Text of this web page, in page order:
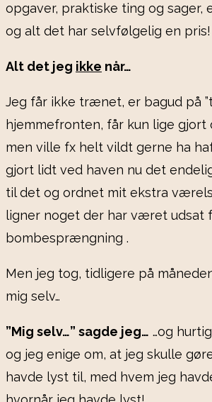
opgaver, praktiske ting og sager,
og alt det har selvfølgelig en pris!
Alt det jeg ikke når…
Jeg får ikke trænet, er bagud på
hjemmefronten, får kun lige gjort
men ville fx helt vildt gerne ha
gjort lidt ved haven nu det
til det og ordnet mit ekstra
ligner noget der har været udsat
bombesprængning .
Men jeg tog, tidligere på
mig selv…
”Mig selv…” sagde jeg… …og
og jeg enige om, at jeg skulle
havde lyst til, med hvem jeg